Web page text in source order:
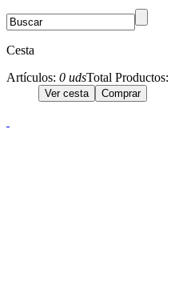
Cesta
Artículos: 0 udsTotal Productos: